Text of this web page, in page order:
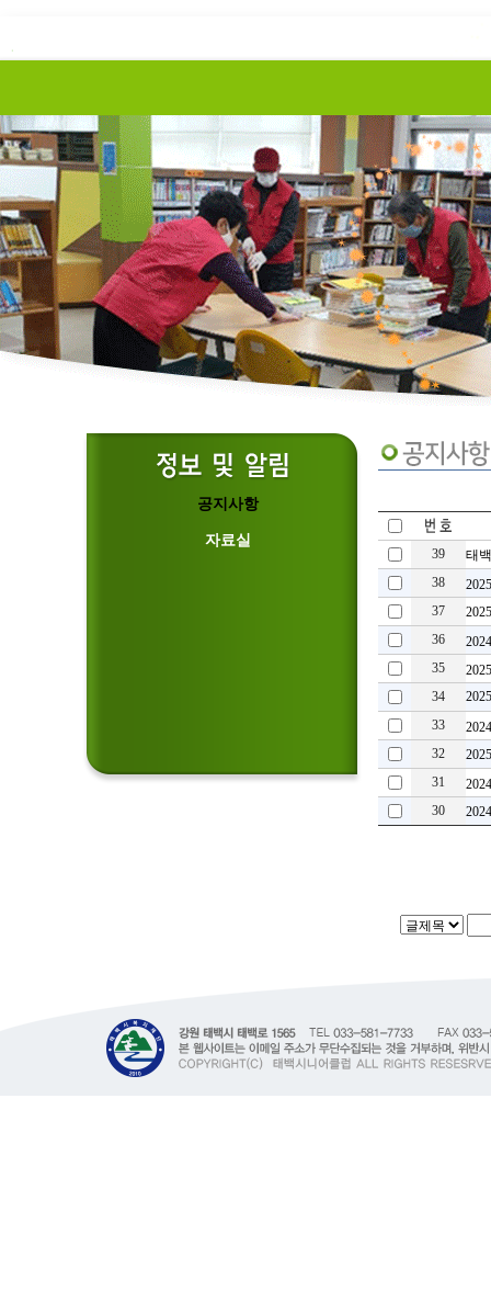
공지사항
자료실
39
태
38
37
36
35
34
33
32
31
30